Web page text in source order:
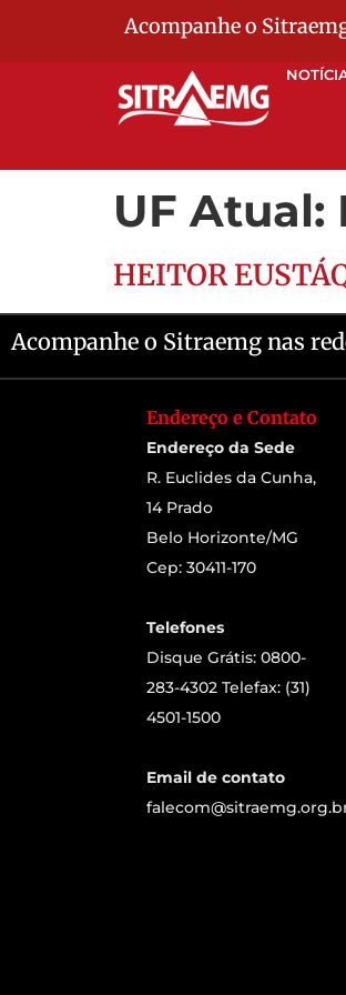
Acompanhe o
UF Atual:
HEITOR
Acompanhe o Sitraemg nas
Endereço e Contato
Endereço da Sede
R. Euclides da Cunha,
14 Prado
Belo Horizonte/MG
Cep: 30411-170
Telefones
Disque Grátis: 0800-
283-4302 Telefax: (31)
4501-1500
Email de contato